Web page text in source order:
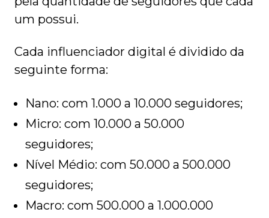
um possui.
Cada influenciador digital é dividido da
seguinte forma:
Nano: com 1.000 a 10.000 seguidores;
Micro: com 10.000 a 50.000
seguidores;
Nível Médio: com 50.000 a 500.000
seguidores;
Macro: com 500.000 a 1.000.000